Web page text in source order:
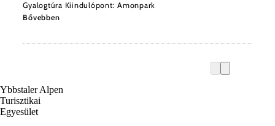
Gyalogtúra Kiindulópont: Amonpark
Bővebben
Ybbstaler Alpen
Turisztikai
Egyesület